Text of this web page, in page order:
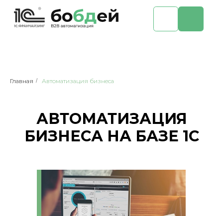
Главная / Автоматизация бизнеса
АВТОМАТИЗАЦИЯ
БИЗНЕСА НА БАЗЕ 1С